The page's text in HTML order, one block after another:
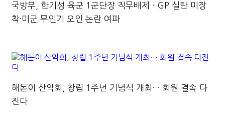
국방부, 한기성 육군 1군단장 직무배제…GP 실탄 미장
착·미군 무인기 오인 논란 여파
해돋이 산악회, 창립 1주년 기념식 개최… 회원 결속 다
진다